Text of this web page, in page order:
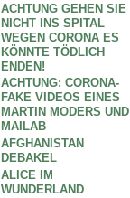
ACHTUNG GEHEN SIE
NICHT INS SPITAL
WEGEN CORONA ES
KÖNNTE TÖDLICH
ENDEN!
ACHTUNG: CORONA-
FAKE VIDEOS EINES
MARTIN MODERS UND
MAILAB
AFGHANISTAN
DEBAKEL
ALICE IM
WUNDERLAND